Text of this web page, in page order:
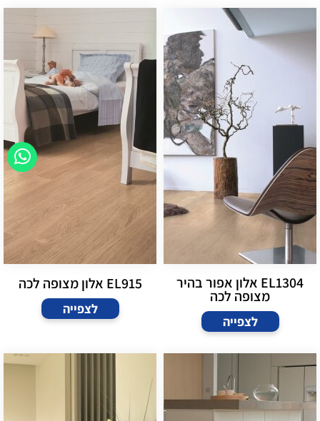
EL1304 אלון אפור בהיר
מצופה לכה
לצפייה
EL915 אלון מצופה לכה
לצפייה